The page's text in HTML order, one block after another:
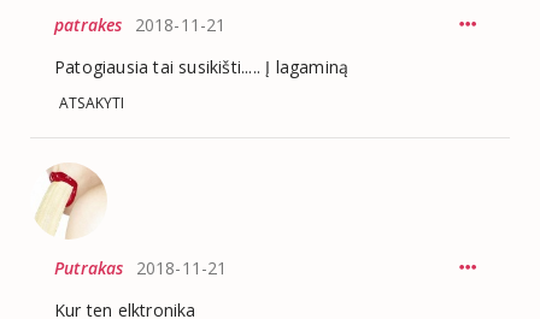
patrakes
2018-11-21
Patogiausia tai susikišti..... Į lagaminą
ATSAKYTI
Putrakas
2018-11-21
Kur ten elktronika